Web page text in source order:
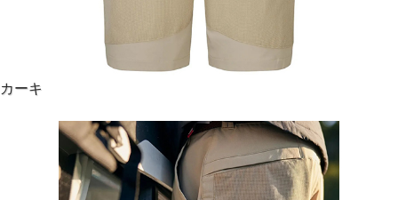
ストレッチは4方向に効いていて、デッキ上でのあらゆる動
きにスムーズに対応します。
また、表面の撥水加工により、雨やしぶきをカード。
そのほか、5つのポケット（薄型のジッパー付きカーゴポケ
ト）や座面（尻部）補強、ウエストのDリングアタッチメン
トなど、細部に至るまで随所に工夫が凝らされています。
夏のセーリングやボーティングにぴったりなショーツです！
カーキ